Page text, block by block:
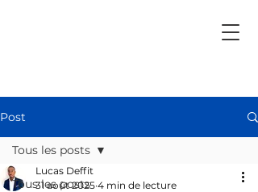
Post
Tous les posts
Tous les posts
Lucas Deffit
31 août 2025 4 min de lecture